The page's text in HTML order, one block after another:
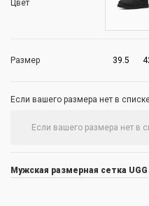
Цвет
Размер 39.5
Если вашего размера нет в
Мужская размерная сетка UGG